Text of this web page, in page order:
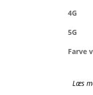
4G
5G
Farve
Læs